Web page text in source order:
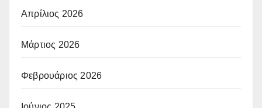
Απρίλιος 2026
Μάρτιος 2026
Φεβρουάριος 2026